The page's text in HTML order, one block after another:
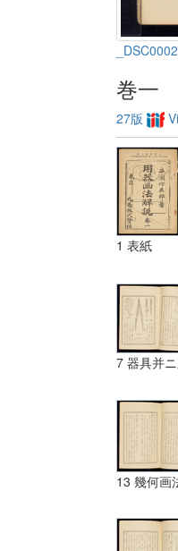
巻一
27版
1 表紙
7 器具并
13 幾何画